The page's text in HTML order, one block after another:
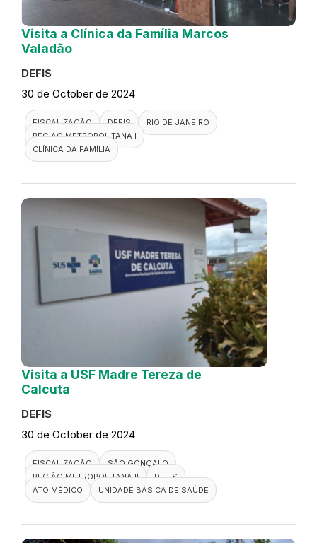
Visita a Clínica da Família Marcos
Valadão
DEFIS
30 de October de 2024
FISCALIZAÇÃO DEFIS
RIO DE JANEIRO
REGIÃO METROPOLITANA I
CLÍNICA DA FAMÍLIA
Visita a USF Madre Tereza de
Calcuta
DEFIS
30 de October de 2024
FISCALIZAÇÃO
SÃO GONÇALO
REGIÃO METROPOLITANA II
DEFIS
ATO MÉDICO
UNIDADE BÁSICA DE SAÚDE